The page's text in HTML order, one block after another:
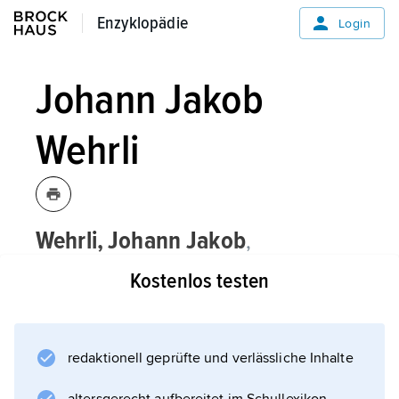
Enzyklopädie
Enzyklopädie Login
Johann Jakob
Wehrli
Wehrli,Johann Jakob,
schweizerischer Pädagoge, * Eschikofen
(Kanton Thurgau) 6. 11. 1799,
Thurgau) 15. 3. 1855;
Kostenlos testen
redaktionell geprüfte und verlässliche Inhalte